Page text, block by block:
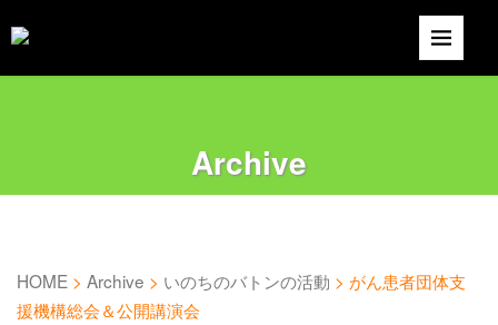
Archive
HOME > Archive > いのちのバトンの活動 > がん患者団体支
援機構総会＆公開講演会